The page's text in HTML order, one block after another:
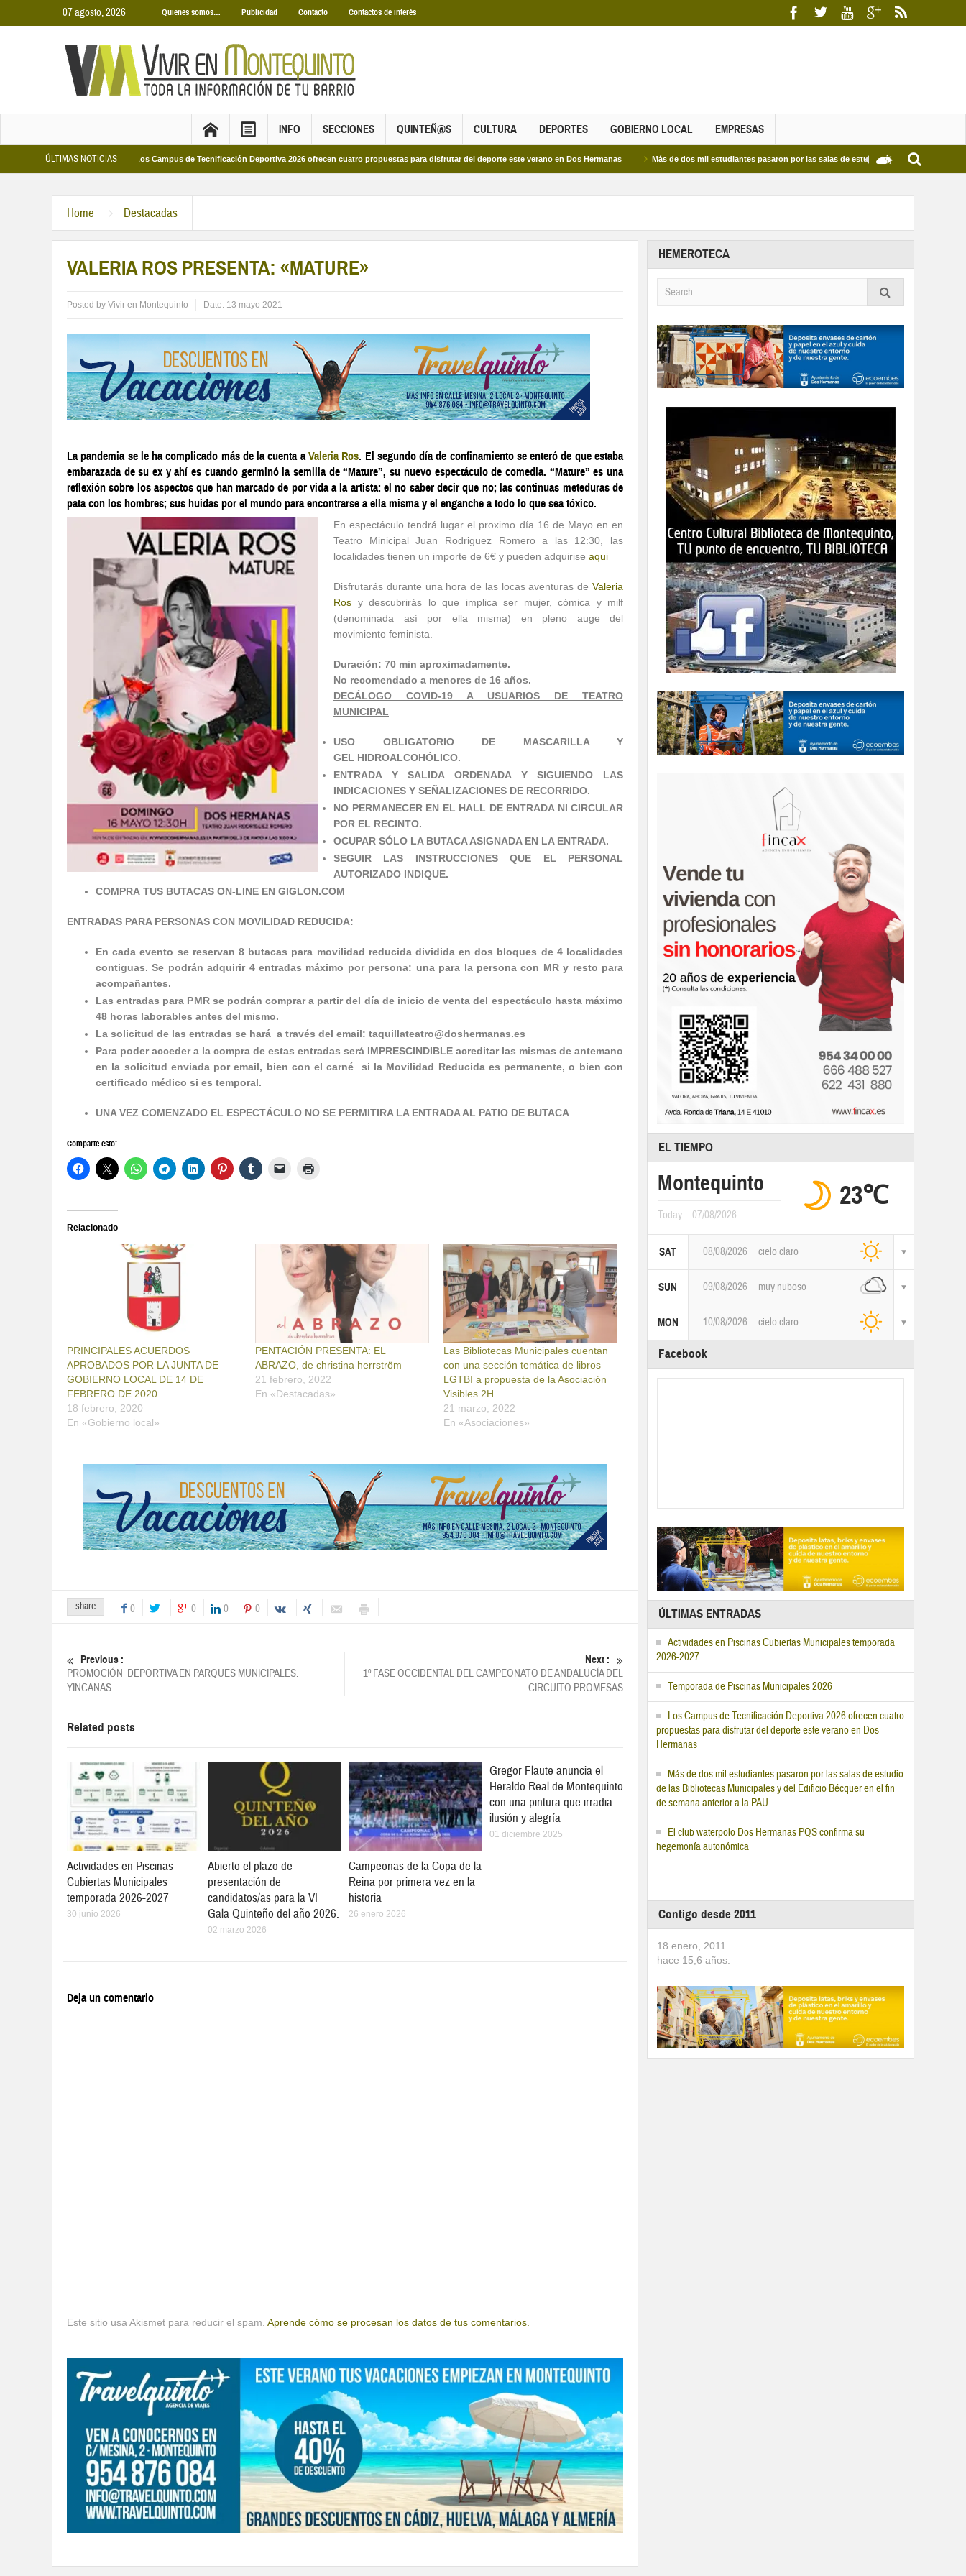
07 agosto, 2026 Quienes somos… Publicidad Contacto Contactos de interés
INFO SECCIONES QUINTEÑ@S CULTURA DEPORTES GOBIERNO LOCAL EMPRESAS
ÚLTIMAS NOTICIAS
2026 Los Campus de Tecnificación Deportiva 2026 ofrecen cuatro propuestas para disfrutar del deporte este verano en Dos Hermanas Más de dos mil estudiantes pasaron por las salas de estudio de las Bibliotecas Municipales
Home Destacadas
VALERIA ROS PRESENTA: «MATURE»
Posted by Vivir en Montequinto Date: 13 mayo 2021
La pandemia se le ha complicado más de la cuenta aValeria Ros. El segundo día de confinamiento se enteró de que estaba
embarazada de su ex y ahí es cuando germinó la semilla de “Mature”, su nuevo espectáculo de comedia. “Mature” es una
reflexión sobre los aspectos que han marcado de por vida a la artista: el no saber decir que no; las continuas meteduras de
pata con los hombres; sus huidas por el mundo para encontrarse a ella misma y el enganche a todo lo que sea tóxico.
En espectáculo tendrá lugar el proximo día 16 de Mayo en en
Teatro Minicipal Juan Rodriguez Romero a las 12:30, las
localidades tienen un importe de 6€ y pueden adquirise aqui
Disfrutarás durante una hora de las locas aventuras de Valeria
Ros y descubrirás lo que implica ser mujer, cómica y milf
(denominada así por ella misma) en pleno auge del
movimiento feminista.
Duración: 70 min aproximadamente.
No recomendado a menores de 16 años.
DECÁLOGO COVID-19 A USUARIOS DE TEATRO
MUNICIPAL
USO OBLIGATORIO DE MASCARILLA Y
GEL HIDROALCOHÓLICO.
ENTRADA Y SALIDA ORDENADA Y SIGUIENDO LAS
INDICACIONES Y SEÑALIZACIONES DE RECORRIDO.
NO PERMANECER EN EL HALL DE ENTRADA NI CIRCULAR
POR EL RECINTO.
OCUPAR SÓLO LA BUTACA ASIGNADA EN LA ENTRADA.
SEGUIR LAS INSTRUCCIONES QUE EL PERSONAL
AUTORIZADO INDIQUE.
COMPRA TUS BUTACAS ON-LINE EN GIGLON.COM
ENTRADAS PARA PERSONAS CON MOVILIDAD REDUCIDA:
En cada evento se reservan 8 butacas para movilidad reducida dividida en dos bloques de 4 localidades
contiguas. Se podrán adquirir 4 entradas máximo por persona: una para la persona con MR y resto para
acompañantes.
Las entradas para PMR se podrán comprar a partir del día de inicio de venta del espectáculo hasta máximo
48 horas laborables antes del mismo.
La solicitud de las entradas se hará a través del email: taquillateatro@doshermanas.es
Para poder acceder a la compra de estas entradas será IMPRESCINDIBLE acreditar las mismas de antemano
en la solicitud enviada por email, bien con el carné si la Movilidad Reducida es permanente, o bien con
certificado médico si es temporal.
UNA VEZ COMENZADO EL ESPECTÁCULO NO SE PERMITIRA LA ENTRADA AL PATIO DE BUTACA
Comparte esto:
Relacionado
PRINCIPALES ACUERDOS
APROBADOS POR LA JUNTA DE
GOBIERNO LOCAL DE 14 DE
FEBRERO DE 2020
18 febrero, 2020
En «Gobierno local»
PENTACIÓN PRESENTA: EL
ABRAZO, de christina herrström
21 febrero, 2022
En «Destacadas»
Las Bibliotecas Municipales cuentan
con una sección temática de libros
LGTBI a propuesta de la Asociación
Visibles 2H
21 marzo, 2022
En «Asociaciones»
share 0 0 0 0
Previous :
PROMOCIÓN DEPORTIVA EN PARQUES MUNICIPALES.
YINCANAS
Next :
1º FASE OCCIDENTAL DEL CAMPEONATO DE ANDALUCÍA DEL
CIRCUITO PROMESAS
Related posts
Actividades en Piscinas
Cubiertas Municipales
temporada 2026-2027
30 junio 2026
Abierto el plazo de
presentación de
candidatos/as para la VI
Gala Quinteño del año 2026.
02 marzo 2026
Campeonas de la Copa de la
Reina por primera vez en la
historia
26 enero 2026
Gregor Flaute anuncia el
Heraldo Real de Montequinto
con una pintura que irradia
ilusión y alegría
01 diciembre 2025
Deja un comentario
Este sitio usa Akismet para reducir el spam. Aprende cómo se procesan los datos de tus comentarios.
HEMEROTECA
EL TIEMPO
Montequinto
Today 07/08/2026
23℃
SAT 08/08/2026 cielo claro
SUN 09/08/2026 muy nuboso
MON 10/08/2026 cielo claro
Facebook
ÚLTIMAS ENTRADAS
Actividades en Piscinas Cubiertas Municipales temporada
2026-2027
Temporada de Piscinas Municipales 2026
Los Campus de Tecnificación Deportiva 2026 ofrecen cuatro
propuestas para disfrutar del deporte este verano en Dos
Hermanas
Más de dos mil estudiantes pasaron por las salas de estudio
de las Bibliotecas Municipales y del Edificio Bécquer en el fin
de semana anterior a la PAU
El club waterpolo Dos Hermanas PQS confirma su
hegemonía autonómica
Contigo desde 2011
18 enero, 2011
hace 15,6 años.